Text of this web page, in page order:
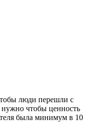
люди перешли с
чтобы ценность
была минимум в 10